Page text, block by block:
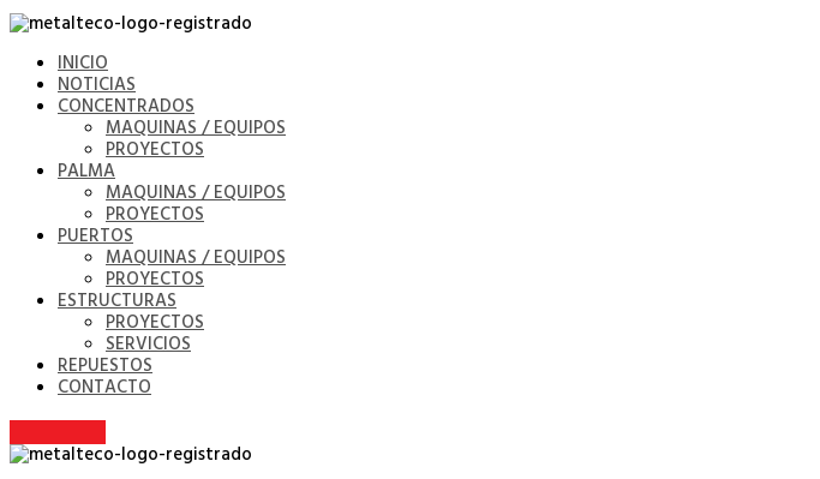
INICIO
NOTICIAS
CONCENTRADOS
MAQUINAS / EQUIPOS
PROYECTOS
PALMA
MAQUINAS / EQUIPOS
PROYECTOS
PUERTOS
MAQUINAS / EQUIPOS
PROYECTOS
ESTRUCTURAS
PROYECTOS
SERVICIOS
REPUESTOS
CONTACTO